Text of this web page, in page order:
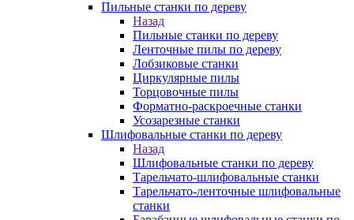
Пильные станки по дереву
Назад
Пильные станки по дереву
Ленточные пилы по дереву
Лобзиковые станки
Циркулярные пилы
Торцовочные пилы
Форматно-раскроечные станки
Усозарезные станки
Шлифовальные станки по дереву
Назад
Шлифовальные станки по дереву
Тарельчато-шлифовальные станки
Тарельчато-ленточные шлифовальные
станки